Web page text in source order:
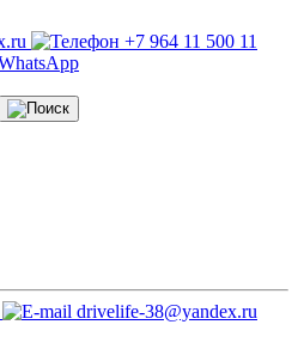
+7 964 11 500 11
drivelife-38@yandex.ru